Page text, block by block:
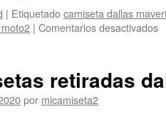
| Etiquetadocamiseta dallas
| Comentarios desactivados
retiradas
por micamiseta2